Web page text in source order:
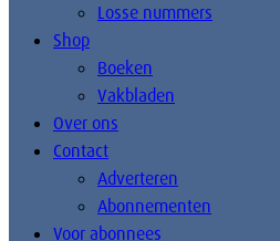
Losse nummers
Shop
Boeken
Vakbladen
Over ons
Contact
Adverteren
Abonnementen
Voor abonnees